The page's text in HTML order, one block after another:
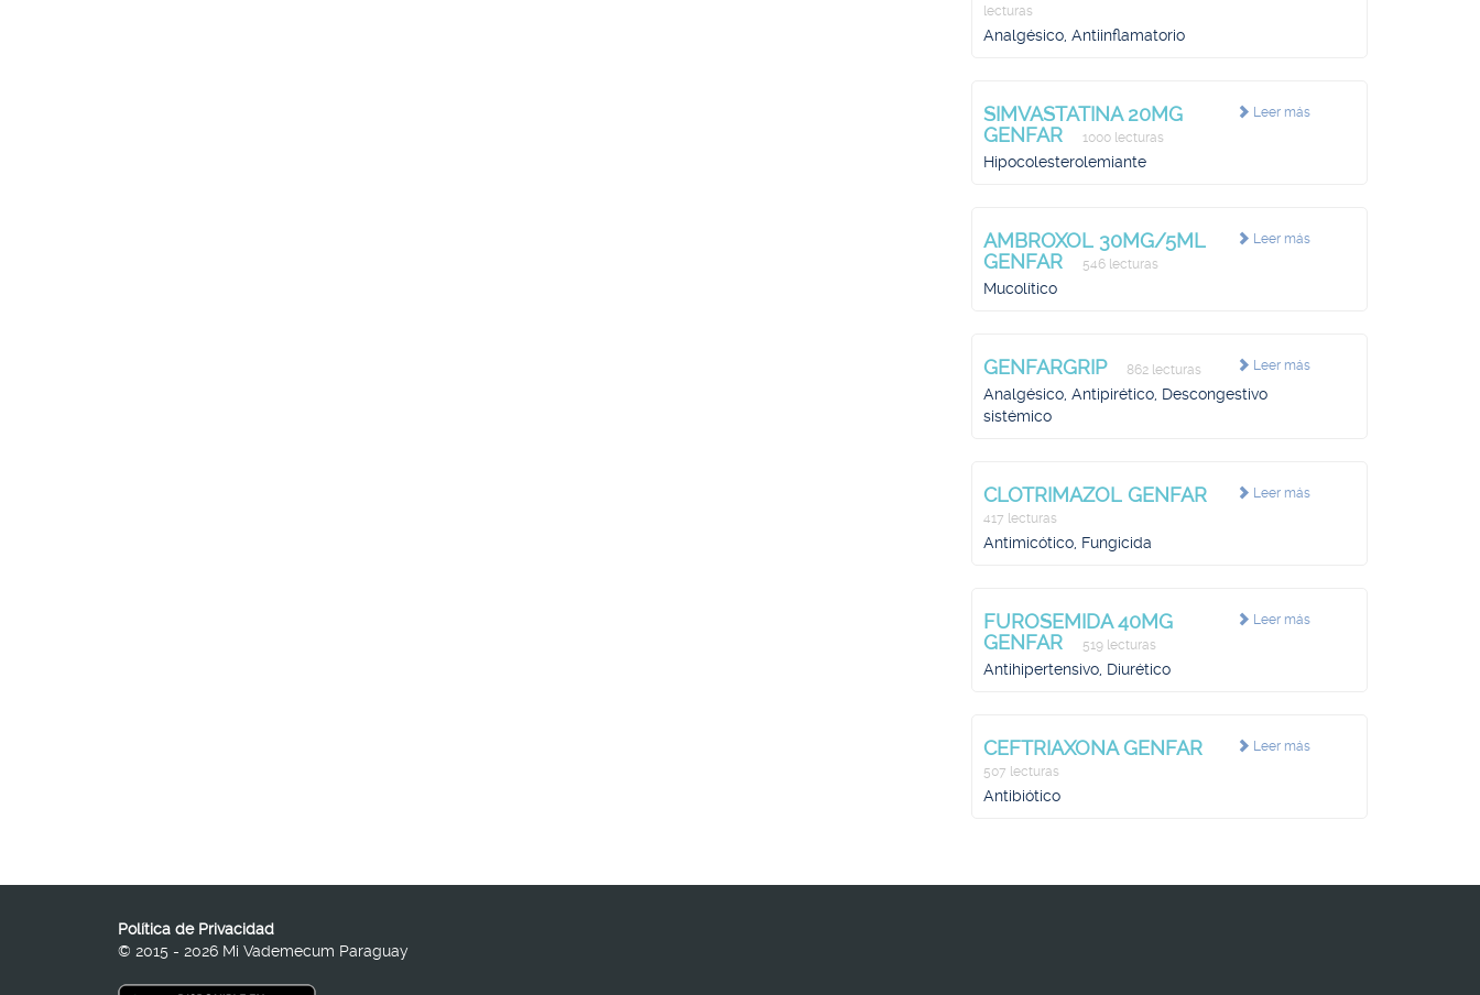
lecturas
Analgésico, Antiinflamatorio
Leer más
SIMVASTATINA 20MG
GENFAR
1000 lecturas
Hipocolesterolemiante
Leer más
AMBROXOL 30MG/5ML
GENFAR
546 lecturas
Mucolítico
Leer más
GENFARGRIP 862 lecturas
Analgésico, Antipirético, Descongestivo
sistémico
Leer más
CLOTRIMAZOL GENFAR
417 lecturas
Antimicótico, Fungicida
Leer más
FUROSEMIDA 40MG
GENFAR
519 lecturas
Antihipertensivo, Diurético
Leer más
CEFTRIAXONA GENFAR
507 lecturas
Antibiótico
Política de Privacidad
© 2015 - 2026 Mi Vademecum Paraguay